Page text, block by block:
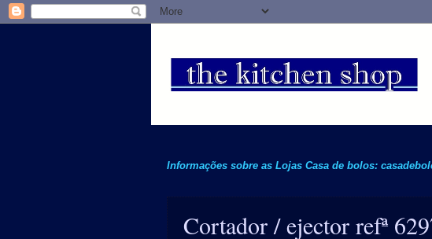
Informações sobre as Lojas Casa de bolos:
Cortador / ejector refª